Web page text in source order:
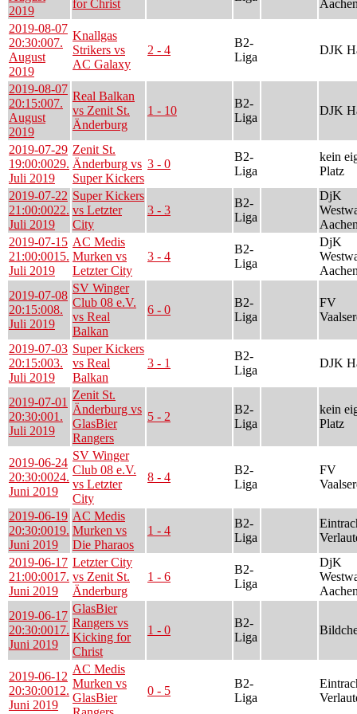
2019
for Christ
2019-08-07
20:30:007.
August
2019
Knallgas
Strikers vs
AC Galaxy
2 - 4
B2-
Liga
DJK
2019-08-07
20:15:007.
August
2019
Real Balkan
vs Zenit St.
Änderburg
1 - 10
B2-
Liga
DJK
2019-07-29
19:00:0029.
Juli 2019
Zenit St.
Änderburg vs
Super Kickers
3 - 0
B2-
Liga
kein
Platz
2019-07-22
21:00:0022.
Juli 2019
Super Kickers
vs Letzter
City
3 - 3
B2-
Liga
DjK
2019-07-15
21:00:0015.
Juli 2019
AC Medis
Murken vs
Letzter City
3 - 4
B2-
Liga
DjK
2019-07-08
20:15:008.
Juli 2019
SV Winger
Club 08 e.V.
vs Real
Balkan
6 - 0
B2-
Liga
FV
2019-07-03
20:15:003.
Juli 2019
Super Kickers
vs Real
Balkan
3 - 1
B2-
Liga
DJK
2019-07-01
20:30:001.
Juli 2019
Zenit St.
Änderburg vs
GlasBier
Rangers
5 - 2
B2-
Liga
kein
Platz
2019-06-24
20:30:0024.
Juni 2019
SV Winger
Club 08 e.V.
vs Letzter
City
8 - 4
B2-
Liga
FV
2019-06-19
20:30:0019.
Juni 2019
AC Medis
Murken vs
Die Pharaos
1 - 4
B2-
Liga
2019-06-17
21:00:0017.
Juni 2019
Letzter City
vs Zenit St.
Änderburg
1 - 6
B2-
Liga
DjK
2019-06-17
20:30:0017.
Juni 2019
GlasBier
Rangers vs
Kicking for
Christ
1 - 0
B2-
Liga
2019-06-12
20:30:0012.
Juni 2019
AC Medis
Murken vs
GlasBier
0 - 5
B2-
Liga